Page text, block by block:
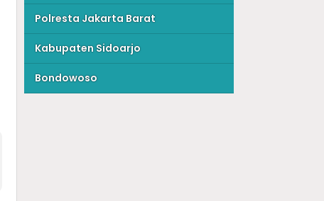
Polresta Jakarta Barat
Kabupaten Sidoarjo
Bondowoso